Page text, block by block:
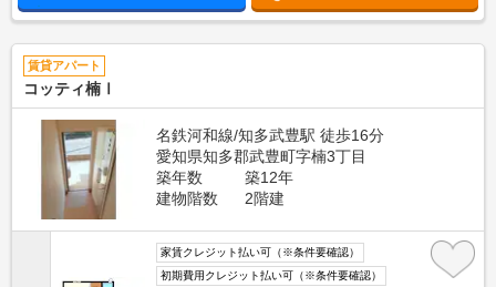
賃貸アパート
コッティ楠Ⅰ
名鉄河和線/知多武豊駅 徒歩16分
愛知県知多郡武豊町字楠3丁目
築年数
築12年
建物階数
2階建
家賃クレジット払い可（※条件要確認）
初期費用クレジット払い可（※条件要確認）